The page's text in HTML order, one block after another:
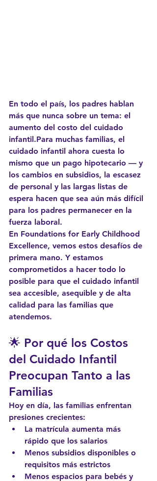
En todo el país, los padres hablan
más que nunca sobre un tema: el
aumento del costo del cuidado
infantil .Para muchas familias, el
cuidado infantil ahora cuesta lo
mismo que un pago hipotecario — y
los cambios en subsidios, la escasez
de personal y las largas listas de
espera hacen que sea aún más difícil
para los padres permanecer en la
fuerza laboral.
En Foundations for Early Childhood
Excellence, vemos estos desafíos de
primera mano. Y estamos
comprometidos a hacer todo lo
posible para que el cuidado infantil
sea accesible, asequible y de alta
calidad para las familias que
atendemos.
🌟 Por qué los Costos
del Cuidado Infantil
Preocupan Tanto a las
Familias
Hoy en día, las familias enfrentan
presiones crecientes:
La matrícula aumenta más
rápido que los salarios
Menos subsidios disponibles o
requisitos más estrictos
Menos espacios para bebés y